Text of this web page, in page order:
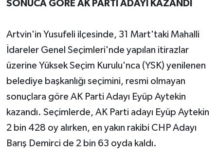
SONUCA GÖRE AK PARTİ ADAYI KAZANDI
Artvin'in Yusufeli ilçesinde, 31 Mart'taki Mahalli
İdareler Genel Seçimleri'nde yapılan itirazlar
üzerine Yüksek Seçim Kurulu'nca (YSK) yenilenen
belediye başkanlığı seçimini, resmi olmayan
sonuçlara göre AK Parti Adayı Eyüp Aytekin
kazandı. Seçimlerde, AK Parti adayı Eyüp Aytekin
2 bin 428 oy alırken, en yakın rakibi CHP Adayı
Barış Demirci de 2 bin 63 oyda kaldı.